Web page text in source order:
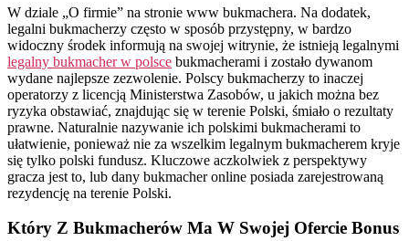
W dziale „O firmie” na stronie www bukmachera. Na dodatek,
legalni bukmacherzy często w sposób przystępny, w bardzo
widoczny środek informują na swojej witrynie, że istnieją legalnymi
legalny bukmacher w polsce bukmacherami i zostało dywanom
wydane najlepsze zezwolenie. Polscy bukmacherzy to inaczej
operatorzy z licencją Ministerstwa Zasobów, u jakich można bez
ryzyka obstawiać, znajdując się w terenie Polski, śmiało o rezultaty
prawne. Naturalnie nazywanie ich polskimi bukmacherami to
ułatwienie, ponieważ nie za wszelkim legalnym bukmacherem kryje
się tylko polski fundusz. Kluczowe aczkolwiek z perspektywy
gracza jest to, lub dany bukmacher online posiada zarejestrowaną
rezydencję na terenie Polski.
Który Z Bukmacherów Ma W Swojej Ofercie Bonus